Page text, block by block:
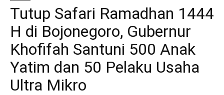
Tutup Safari Ramadhan 1444
H di Bojonegoro, Gubernur
Khofifah Santuni 500 Anak
Yatim dan 50 Pelaku Usaha
Ultra Mikro